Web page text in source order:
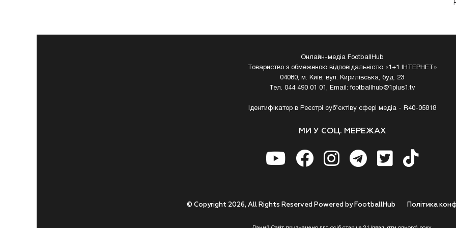
Онлайн-медіа FootballHub
Товариство з обмеженою відповідальністю «1+1 ІНТЕРНЕТ»
04080, м. Київ, вул. Кирилівська, буд. 23
Тел. 044 490 01 01, Email:footballhub@1plus1.tv
Ідентифікатор в Реєстрі суб’єктіву сфері медіа - R40-05818
МИ У СОЦ. МЕРЕЖАХ
Полiтика
© Copyright 2026, All Rights Reserved Powered by FootballHub